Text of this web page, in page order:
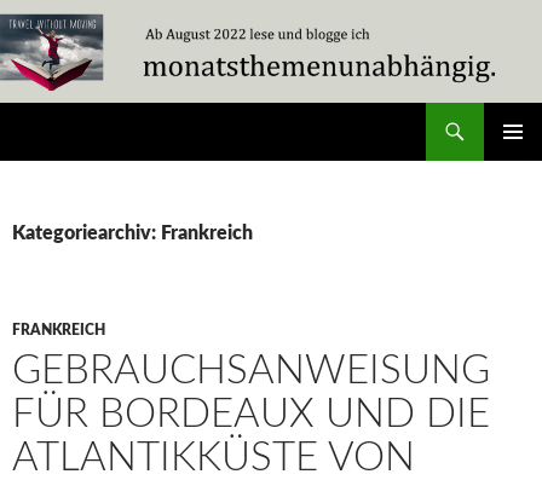
Zum
Inhalt
springen
Kategoriearchiv: Frankreich
FRANKREICH
GEBRAUCHSANWEISUNG
FÜR BORDEAUX UND DIE
ATLANTIKKÜSTE VON